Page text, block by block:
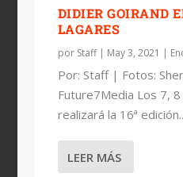
DIDIER GOIRAND
LAGARES
por Staff| May 3, 2021 |
Por: Staff | Fotos:
Future7Media Los 7,
realizará la 16ª
LEER MÁS